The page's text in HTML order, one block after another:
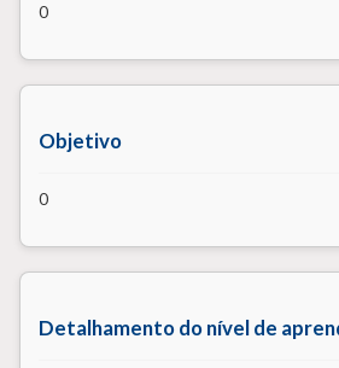
0
Objetivo
0
Detalhamento do nível de